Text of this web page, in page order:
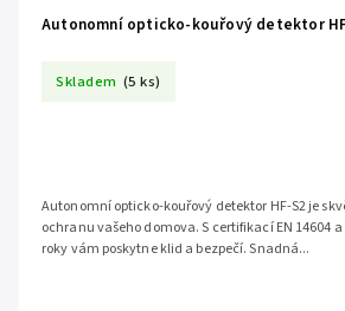
Autonomní opticko-kouřový detektor
Skladem (5 ks)
Autonomní opticko-kouřový detektor HF-S2 je
ochranu vašeho domova. S certifikací EN 14604
roky vám poskytne klid a bezpečí. Snadná...